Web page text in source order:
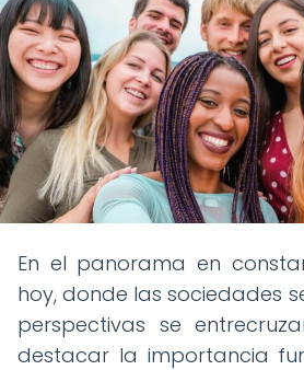
En el panorama en
hoy, donde las sociedades
perspectivas se
destacar la importancia